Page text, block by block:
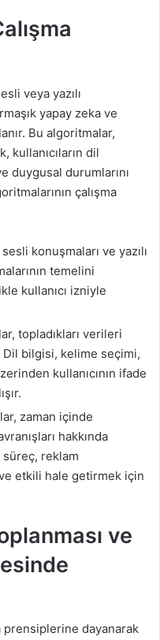
veya yazılı
yapay zeka ve
Bu algoritmalar,
dil
duygusal durumlarını
çalışma
sesli konuşmaları ve yazılı
temelini
kullanıcı izniyle
topladıkları verileri
bilgisi, kelime seçimi,
kullanıcının ifade
zaman içinde
hakkında
reklam
etkili hale getirmek için
ve
prensiplerine dayanarak